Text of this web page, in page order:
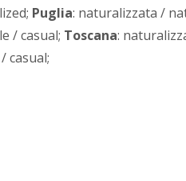
Puglia: naturalizzata /
/ casual; Toscana:
casual;